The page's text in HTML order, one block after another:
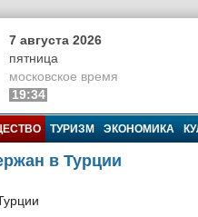
7 августа 2026
пятница
московское время
19:34
ТУРИЗМ ЭКОНОМИКА
в Турции